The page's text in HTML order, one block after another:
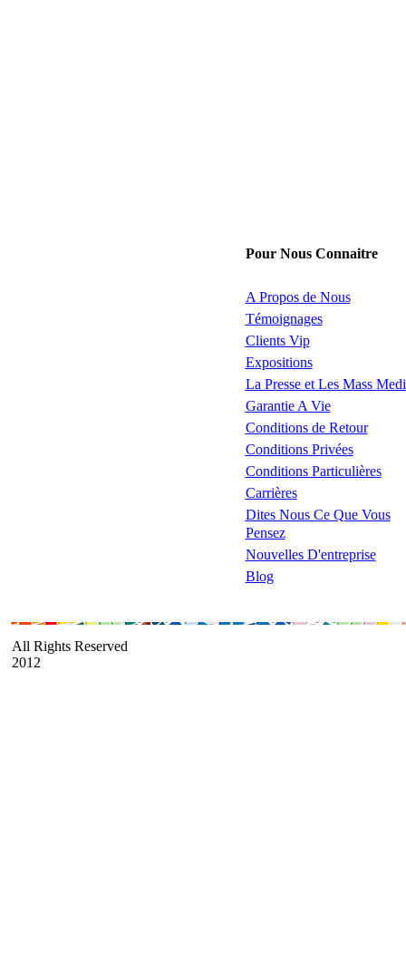
Pour Nous Connaitre
A Propos de Nous
Témoignages
Clients Vip
Expositions
La Presse et Les Mass
Garantie A Vie
Conditions de Retour
Conditions Privées
Conditions Particulières
Carrières
Dites Nous Ce Que Vous
Pensez
Nouvelles D'entreprise
Blog
All Rights Reserved
2012